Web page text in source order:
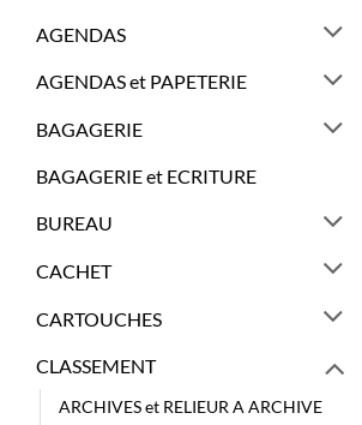
AGENDAS
AGENDAS et PAPETERIE
BAGAGERIE
BAGAGERIE et ECRITURE
BUREAU
CACHET
CARTOUCHES
CLASSEMENT
ARCHIVES et RELIEUR A ARCHIVE